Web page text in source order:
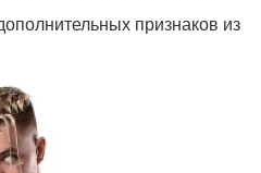
признаков из